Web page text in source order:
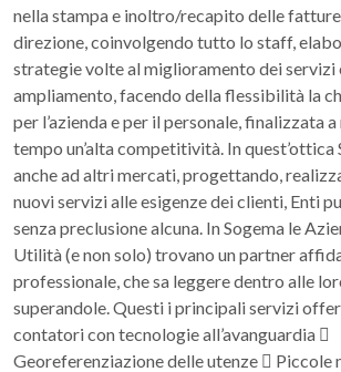
nella stampa e inoltro/recapito delle
direzione, coinvolgendo tutto lo staff,
strategie volte al miglioramento dei servizi
ampliamento, facendo della flessibilità la
per l’azienda e per il personale, finalizzata
tempo un’alta competitività. In quest’ottica
anche ad altri mercati, progettando,
nuovi servizi alle esigenze dei clienti, Enti
senza preclusione alcuna. In Sogema le
Utilità (e non solo) trovano un partner
professionale, che sa leggere dentro alle
superandole. Questi i principali servizi
contatori con tecnologie all’avanguardia 
Georeferenziazione delle utenze  Piccole